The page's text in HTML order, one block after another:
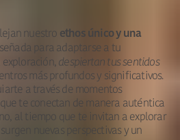
nuestro ethos único y una
para adaptarse a tu
despiertan tus sentidos
más profundos y significativos.
a través de momentos
te conectan de manera auténtica
al tiempo que te invitan a explorar
nuevas perspectivas y un